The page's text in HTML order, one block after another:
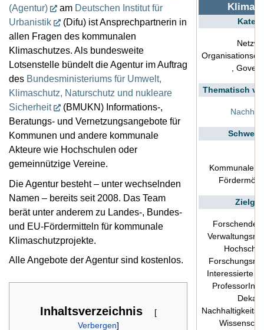
,
Thematisch
Kommunaler
Forschende,
Interessierte
ProfessorIn,
(Agentur)
am Deutschen Institut für
Urbanistik
(Difu) ist Ansprechpartnerin in
allen Fragen des kommunalen
Klimaschutzes. Als bundesweite
Lotsenstelle bündelt die Agentur im Auftrag
des Bundesministeriums für Umwelt,
Klimaschutz, Naturschutz und nukleare
Sicherheit
(BMUKN) Informations-,
Beratungs- und Vernetzungsangebote für
Kommunen und andere kommunale
Akteure wie Hochschulen oder
gemeinnützige Vereine.
Die Agentur besteht – unter wechselnden
Namen – bereits seit 2008. Das Team
berät unter anderem zu Landes-, Bundes-
und EU-Fördermitteln für kommunale
Klimaschutzprojekte.
Alle Angebote der Agentur sind kostenlos.
Inhaltsverzeichnis